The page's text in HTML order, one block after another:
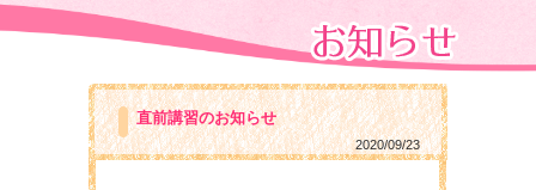
直前講習のお知らせ
2020/09/23